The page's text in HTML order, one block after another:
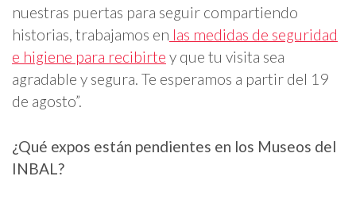
nuestras puertas para seguir compartiendo
historias, trabajamos en las medidas de seguridad
e higiene para recibirte y que tu visita sea
agradable y segura. Te esperamos a partir del 19
de agosto”.
¿Qué expos están pendientes en los Museos del
INBAL?